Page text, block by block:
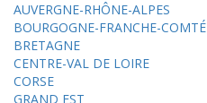
AUVERGNE-RHÔNE-ALPES
BOURGOGNE-FRANCHE-COMTÉ
BRETAGNE
CENTRE-VAL DE LOIRE
CORSE
GRAND EST